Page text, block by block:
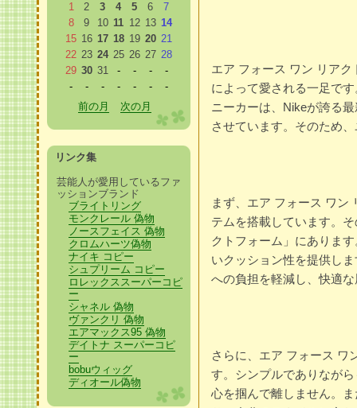
エア フォース ワン リア
によって愛される一足です
ニーカーは、Nikeが誇る
させています。そのため
まず、エア フォース ワン
テムを搭載しています。
クトフォーム」にありま
いクッション性を提供し
への負担を軽減し、快適
さらに、エア フォース ワ
す。シンプルでありなが
心を掴んで離しません。
1
2 3 4 5 6
7
8
9 10 11 12 13 14
15 16 17 18 19 20 21
22 23 24 25 26 27 28
29 30 31 - - -
-
-
- - - - -
-
前の月
次の月
リンク集
芸能人が愛用しているファ
ッションブランド
ブライトリング
モンクレール 偽物
ノースフェイス 偽物
クロムハーツ偽物
ナイキ コピー
シュプリーム コピー
ロレックススーパーコピ
ー
シャネル 偽物
ヴァンクリ 偽物
エアマックス95 偽物
デイトナ スーパーコピ
ー
bobuウィッグ
ディオール偽物